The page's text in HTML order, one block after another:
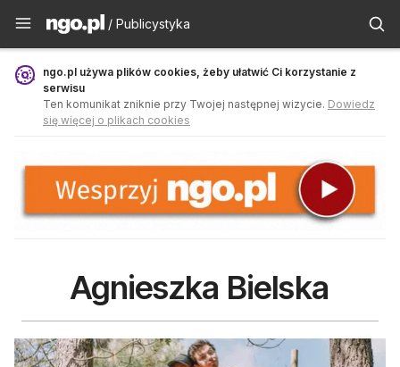
Publicystyka - ngo.pl
/ Publicystyka
ngo.pl używa plików cookies, żeby ułatwić Ci korzystanie z
serwisu
Ten komunikat zniknie przy Twojej następnej wizycie. Dowiedz
się więcej o plikach cookies
Agnieszka Bielska